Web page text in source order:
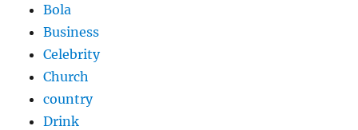
Bola
Business
Celebrity
Church
country
Drink